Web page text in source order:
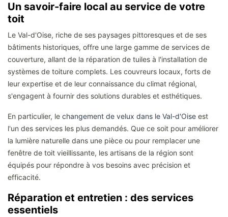
Un savoir-faire local au service de votre
toit
Le Val-d'Oise, riche de ses paysages pittoresques et de ses
bâtiments historiques, offre une large gamme de services de
couverture, allant de la réparation de tuiles à l'installation de
systèmes de toiture complets. Les couvreurs locaux, forts de
leur expertise et de leur connaissance du climat régional,
s'engagent à fournir des solutions durables et esthétiques.
En particulier, le changement de velux dans le Val-d'Oise est
l'un des services les plus demandés. Que ce soit pour améliorer
la lumière naturelle dans une pièce ou pour remplacer une
fenêtre de toit vieillissante, les artisans de la région sont
équipés pour répondre à vos besoins avec précision et
efficacité.
Réparation et entretien : des services
essentiels